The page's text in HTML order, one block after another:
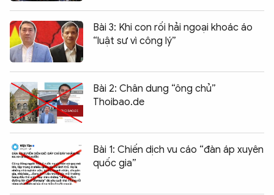
Bài 3: Khi con rối hải ngoại khoác áo
“luật sư vì công lý”
Bài 2: Chân dung “ông chủ”
Thoibao.de
Bài 1: Chiến dịch vu cáo “đàn áp xuyên
quốc gia”